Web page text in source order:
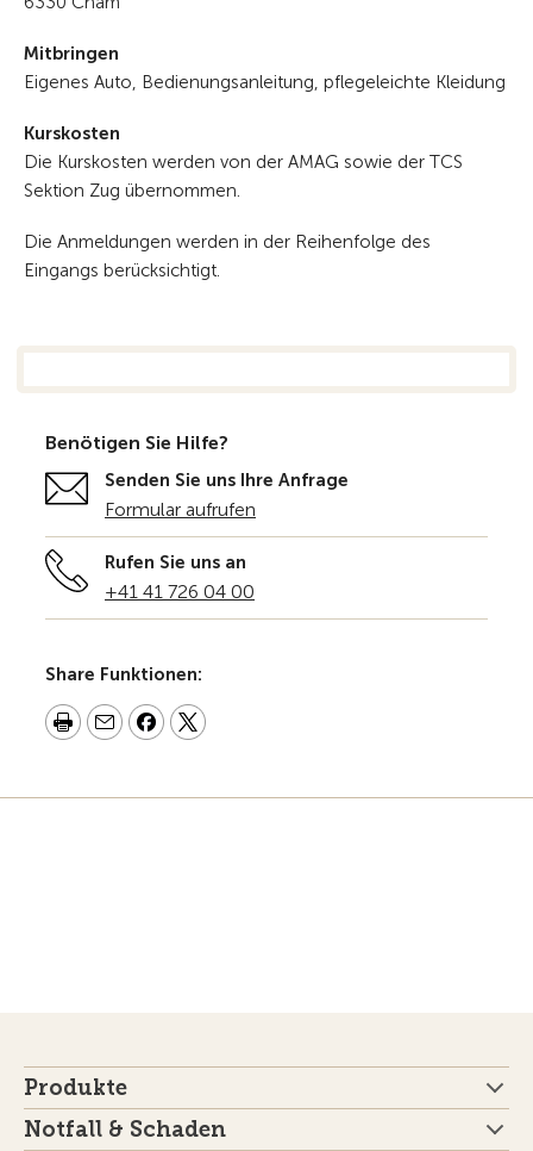
Mitbringen
Eigenes Auto, Bedienungsanleitung, pflegeleichte Kleidung
Kurskosten
Die Kurskosten werden von der AMAG sowie der TCS
Sektion Zug übernommen.
Die Anmeldungen werden in der Reihenfolge des
Eingangs berücksichtigt.
Benötigen Sie Hilfe?
Senden Sie uns Ihre Anfrage
Formular aufrufen
Rufen Sie uns an
+41 41 726 04 00
Share Funktionen:
Produkte
Notfall & Schaden